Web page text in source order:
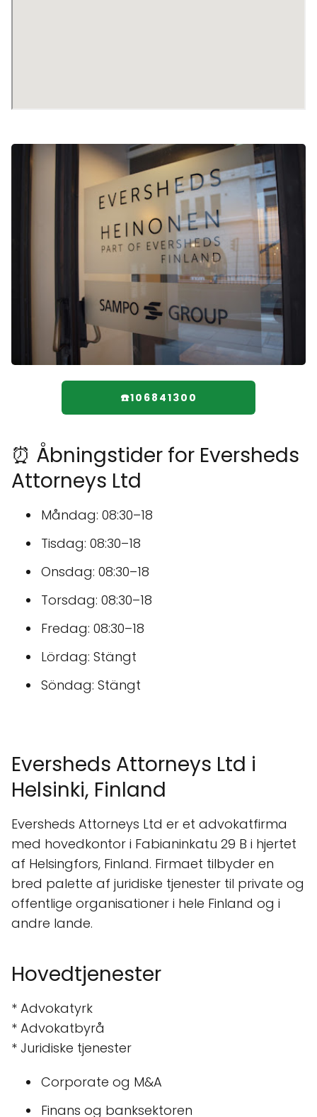
☎️106841300
⏰ Åbningstider for Eversheds
Attorneys Ltd
Måndag: 08:30–18
Tisdag: 08:30–18
Onsdag: 08:30–18
Torsdag: 08:30–18
Fredag: 08:30–18
Lördag: Stängt
Söndag: Stängt
Eversheds Attorneys Ltd i
Helsinki, Finland
Eversheds Attorneys Ltd er et advokatfirma
med hovedkontor i Fabianinkatu 29 B i hjertet
af Helsingfors, Finland. Firmaet tilbyder en
bred palette af juridiske tjenester til private og
offentlige organisationer i hele Finland og i
andre lande.
Hovedtjenester
* Advokatyrk
* Advokatbyrå
* Juridiske tjenester
Corporate og M&A
Finans og banksektoren